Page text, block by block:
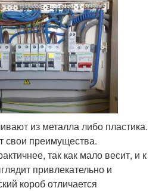
из металла либо пластика.
свои преимущества.
так как мало весит, и к
привлекательно и
короб отличается